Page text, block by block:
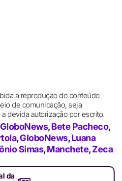
a reprodução do conteúdo
de comunicação, seja
devida autorização por escrito.
,Bete Pacheco,
,GloboNews,Luana
Simas,Manchete,Zeca
da